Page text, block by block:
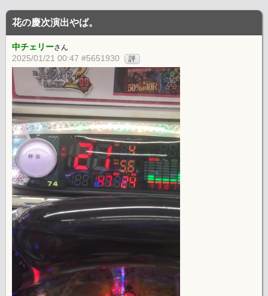
花の慶次演出やば。
中チェリーさん
2025/01/21 00:47 #5651930 評